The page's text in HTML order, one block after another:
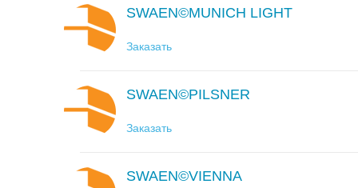
SWAEN©MUNICH LIGHT
Заказать
SWAEN©PILSNER
Заказать
SWAEN©VIENNA